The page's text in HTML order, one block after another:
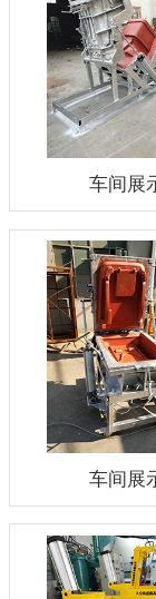
车间展
车间展